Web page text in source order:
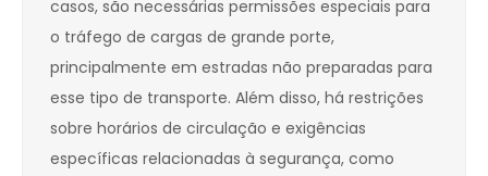
casos, são necessárias permissões especiais para
o tráfego de cargas de grande porte,
principalmente em estradas não preparadas para
esse tipo de transporte. Além disso, há restrições
sobre horários de circulação e exigências
específicas relacionadas à segurança, como